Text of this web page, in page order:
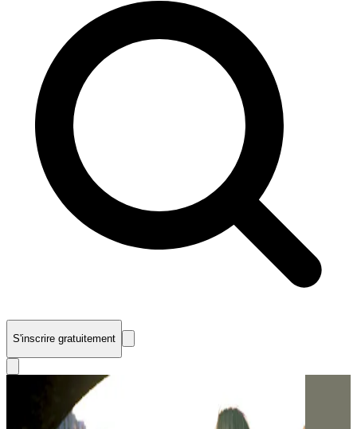
S'inscrire gratuitement